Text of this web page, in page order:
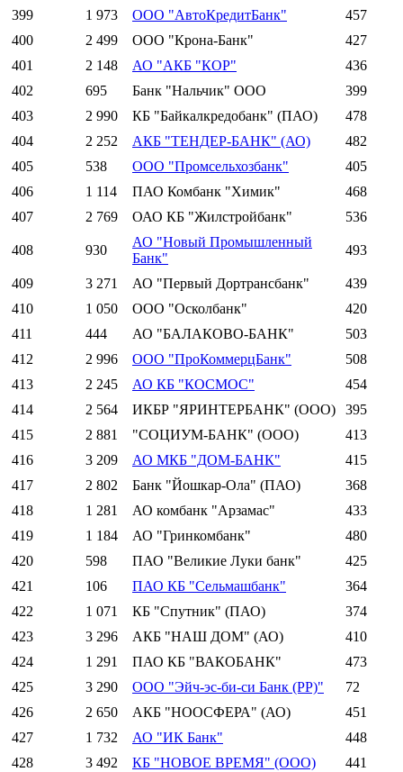
399
1 973 ООО "АвтоКредитБанк"
457
400
2 499 ООО "Крона-Банк"
427
401
2 148 АО "АКБ "КОР"
436
402
695 Банк "Нальчик" ООО
399
403
2 990 КБ "Байкалкредобанк" (ПАО)
478
404
2 252 АКБ "ТЕНДЕР-БАНК" (АО)
482
405
538 ООО "Промсельхозбанк"
405
406
1 114 ПАО Комбанк "Химик"
468
407
2 769 ОАО КБ "Жилстройбанк" 536
408 930
АО "Новый Промышленный
Банк"
493
409 3 271 АО "Первый Дортрансбанк"
439
410
1 050 ООО "Осколбанк"
420
411
444 АО "БАЛАКОВО-БАНК"
503
412
2 996 ООО "ПроКоммерцБанк"
508
413
2 245 АО КБ "КОСМОС"
454
414
2 564 ИКБР "ЯРИНТЕРБАНК" (ООО)
395
415
2 881 "СОЦИУМ-БАНК" (ООО)
413
416
3 209 АО МКБ "ДОМ-БАНК"
415
417
2 802 Банк "Йошкар-Ола" (ПАО)
368
418
1 281 АО комбанк "Арзамас"
433
419
1 184 АО "Гринкомбанк"
480
420
598 ПАО "Великие Луки банк"
425
421
106 ПАО КБ "Сельмашбанк"
364
422
1 071 КБ "Спутник" (ПАО)
374
423
3 296 АКБ "НАШ ДОМ" (АО)
410
424
1 291 ПАО КБ "ВАКОБАНК"
473
425
3 290 ООО "Эйч-эс-би-си Банк (РР)"
72
426
2 650 АКБ "НООСФЕРА" (АО)
451
427
1 732 АО "ИК Банк"
448
428
3 492 КБ "НОВОЕ ВРЕМЯ" (ООО)
441